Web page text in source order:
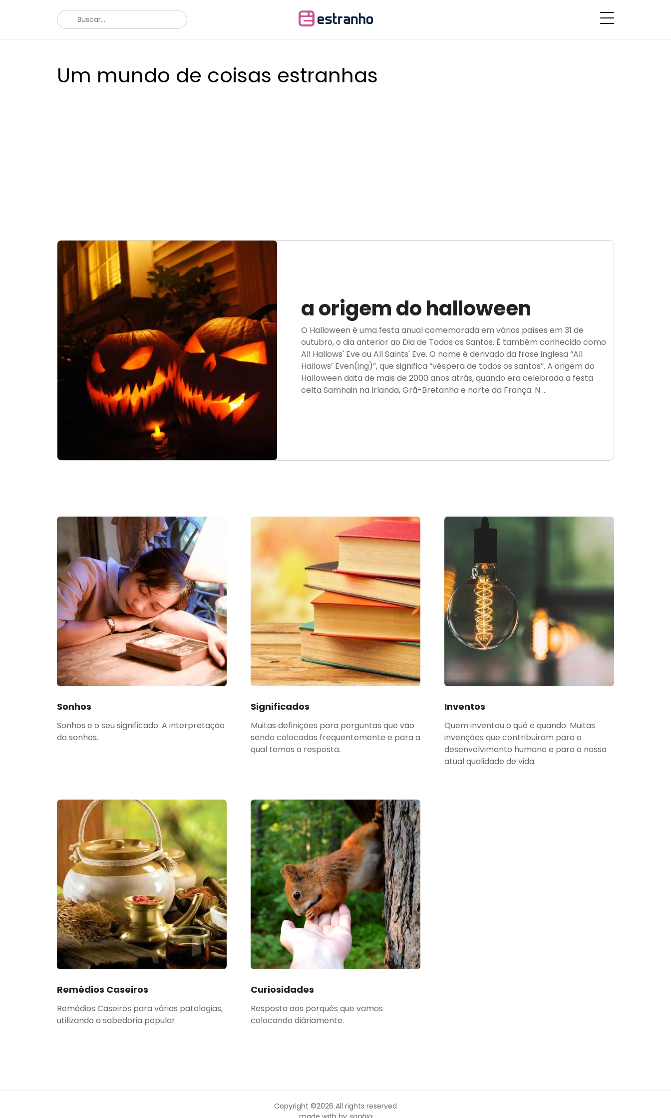
Um mundo de coisas estranhas
a origem do halloween
O Halloween é uma festa anual comemorada em vários países em 31 de
outubro, o dia anterior ao Dia de Todos os Santos. É também conhecido como
All Hallows' Eve ou All Saints' Eve. O nome é derivado da frase inglesa “All
Hallows’ Even(ing)”, que significa “véspera de todos os santos”. A origem do
Halloween data de mais de 2000 anos atrás, quando era celebrada a festa
celta Samhain na Irlanda, Grã-Bretanha e norte da França. N ...
Sonhos
Sonhos e o seu significado. A interpretação
do sonhos.
Significados
Muitas definições para perguntas que vão
sendo colocadas frequentemente e para a
qual temos a resposta.
Inventos
Quem inventou o quê e quando. Muitas
invenções que contribuiram para o
desenvolvimento humano e para a nossa
atual qualidade de vida.
Remédios Caseiros
Remédios Caseiros para várias patologias,
utilizando a sabedoria popular.
Curiosidades
Resposta aos porquês que vamos
colocando diáriamente.
Copyright ©2026 All rights reserved